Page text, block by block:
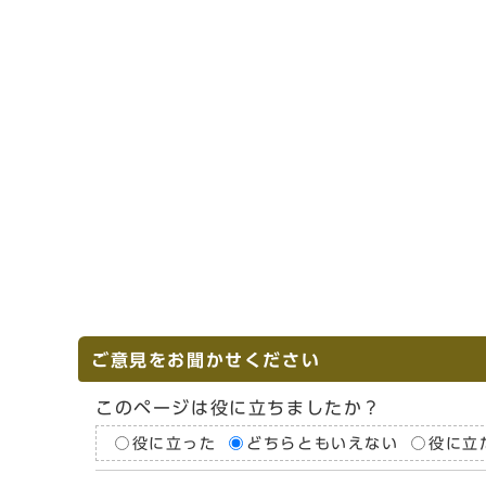
ご意見をお聞かせください
このページは役に立ちましたか？
役に立った どちらともいえない 役に立